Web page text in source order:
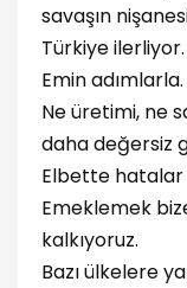
savaşın
Türkiye ilerliyor.
Emin adımlarla.
Ne üretimi, ne
daha değersiz
Elbette hatalar
Emeklemek
kalkıyoruz.
Bazı ülkelere